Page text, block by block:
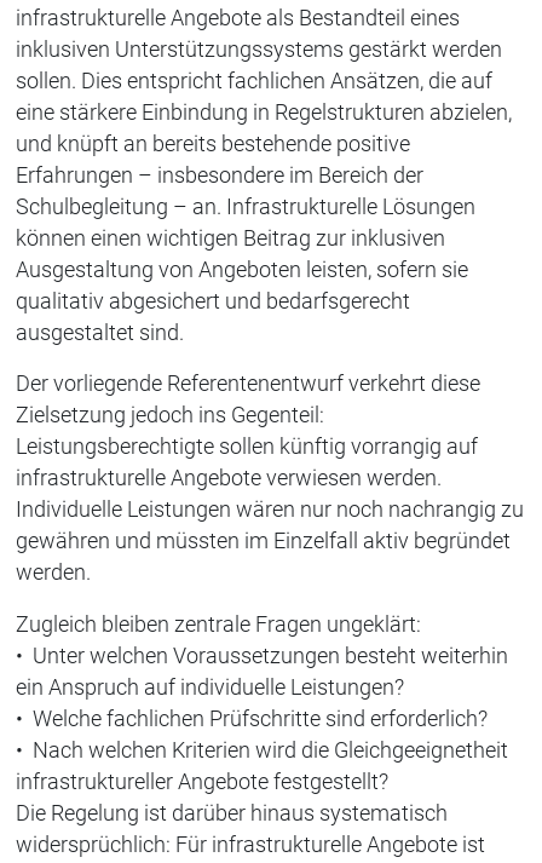
infrastrukturelle Angebote als Bestandteil eines
inklusiven Unterstützungssystems gestärkt werden
sollen. Dies entspricht fachlichen Ansätzen, die auf
eine stärkere Einbindung in Regelstrukturen abzielen,
und knüpft an bereits bestehende positive
Erfahrungen – insbesondere im Bereich der
Schulbegleitung – an. Infrastrukturelle Lösungen
können einen wichtigen Beitrag zur inklusiven
Ausgestaltung von Angeboten leisten, sofern sie
qualitativ abgesichert und bedarfsgerecht
ausgestaltet sind.
Der vorliegende Referentenentwurf verkehrt diese
Zielsetzung jedoch ins Gegenteil:
Leistungsberechtigte sollen künftig vorrangig auf
infrastrukturelle Angebote verwiesen werden.
Individuelle Leistungen wären nur noch nachrangig zu
gewähren und müssten im Einzelfall aktiv begründet
werden.
Zugleich bleiben zentrale Fragen ungeklärt:
• Unter welchen Voraussetzungen besteht weiterhin
ein Anspruch auf individuelle Leistungen?
• Welche fachlichen Prüfschritte sind erforderlich?
• Nach welchen Kriterien wird die Gleichgeeignetheit
infrastruktureller Angebote festgestellt?
Die Regelung ist darüber hinaus systematisch
widersprüchlich: Für infrastrukturelle Angebote ist